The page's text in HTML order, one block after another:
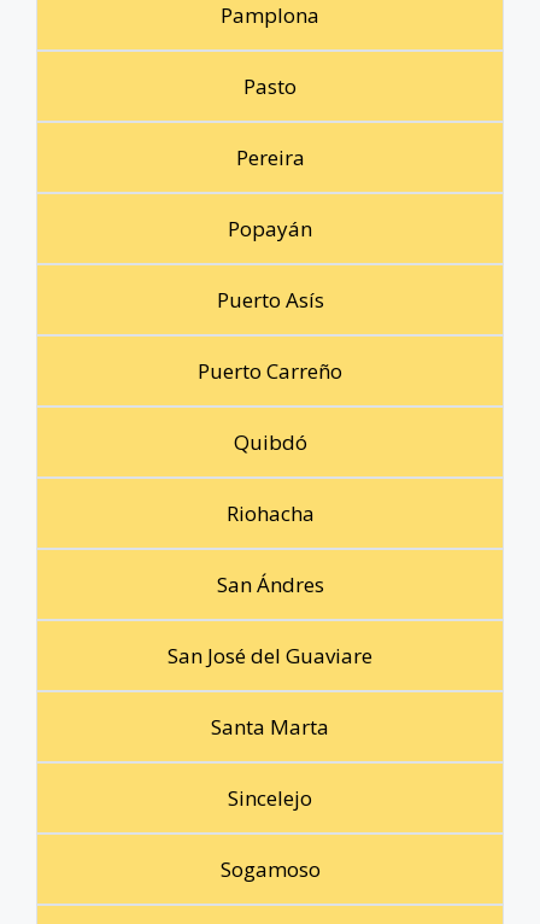
Pamplona
Pasto
Pereira
Popayán
Puerto Asís
Puerto Carreño
Quibdó
Riohacha
San Ándres
San José del Guaviare
Santa Marta
Sincelejo
Sogamoso